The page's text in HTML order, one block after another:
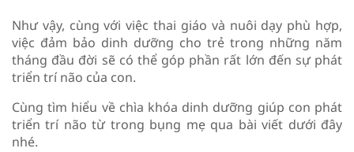
Như vậy, cùng với việc thai giáo và nuôi dạy phù hợp,
việc đảm bảo dinh dưỡng cho trẻ trong những năm
tháng đầu đời sẽ có thể góp phần rất lớn đến sự phát
triển trí não của con.
Cùng tìm hiểu về chìa khóa dinh dưỡng giúp con phát
triển trí não từ trong bụng mẹ qua bài viết dưới đây
nhé.